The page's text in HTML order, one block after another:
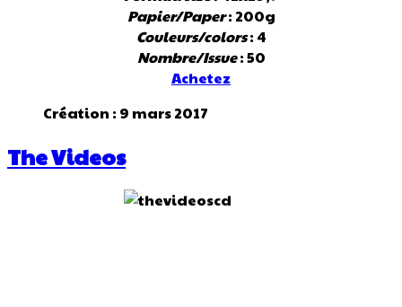
Papier/Paper: 200g
Couleurs/colors: 4
Nombre/Issue: 50
Achetez
Création : 9 mars 2017
The Videos